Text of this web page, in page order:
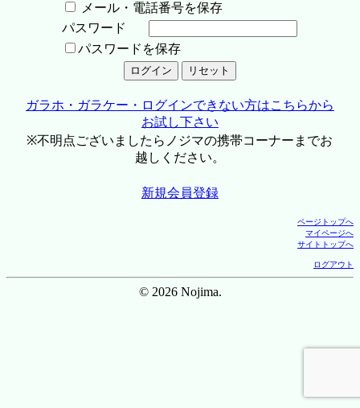
メール・電話番号を保存
パスワード
パスワードを保存
ガラホ・ガラケー・ログインできない方はこちらから
お試し下さい
※不明点ございましたらノジマの携帯コーナーまでお
越しください。
新規会員登録
ページトップへ
マイページへ
サイトトップへ
ログアウト
© 2026 Nojima.